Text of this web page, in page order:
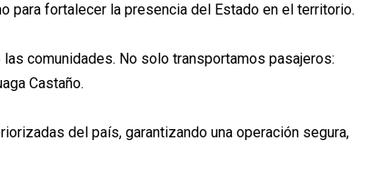
para fortalecer la presencia del Estado en el territorio.
comunidades. No solo transportamos pasajeros:
Castaño.
del país, garantizando una operación segura,